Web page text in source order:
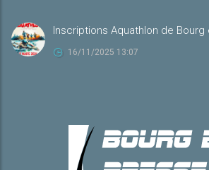
Inscriptions Aquathlon de Bourg
16/11/2025 13:07